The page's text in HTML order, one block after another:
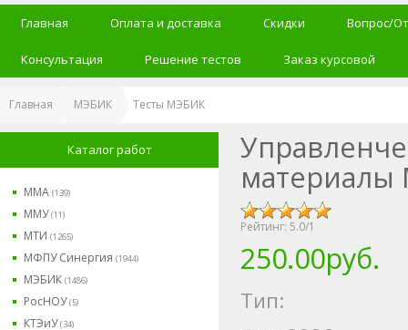
Главная Оплата и доставка Скидки Вопрос/
Консультация Решение тестов Заказ курсовой
Главная МЭБИК Тесты МЭБИК
Каталог работ
ММА (139)
ММУ(11)
МТИ (1265)
МФПУ Синергия (1944)
МЭБИК (1486)
РосНОУ(5)
КТЭиУ(34)
материалы
Рейтинг: 5.0/1
250.00руб.
Тип: